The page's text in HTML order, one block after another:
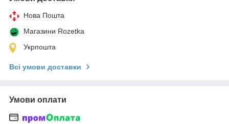
Нова Пошта
Магазини Rozetka
Укрпошта
Всі умови доставки
Умови оплати